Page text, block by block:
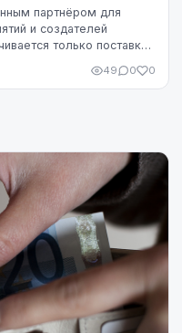
партнёром для
и создателей
только поставкой
49 0 0